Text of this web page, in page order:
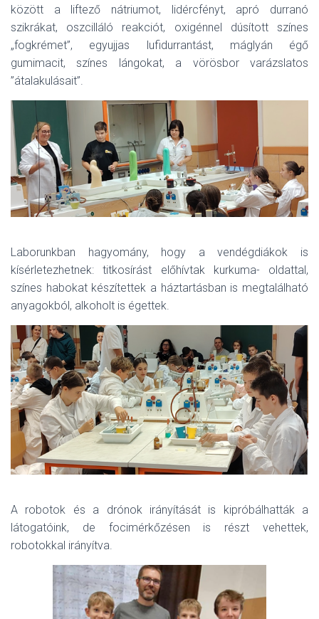
között a liftező nátriumot, lidércfényt, apró durranó
szikrákat, oszcilláló reakciót, oxigénnel dúsított színes
„fogkrémet”, egyujjas lufidurrantást, máglyán égő
gumimacit, színes lángokat, a vörösbor varázslatos
”átalakulásait”.
Laborunkban hagyomány, hogy a vendégdiákok is
kísérletezhetnek: titkosírást előhívtak kurkuma- oldattal,
színes habokat készítettek a háztartásban is megtalálható
anyagokból, alkoholt is égettek.
A robotok és a drónok irányítását is kipróbálhatták a
látogatóink, de focimérkőzésen is részt vehettek,
robotokkal irányítva.